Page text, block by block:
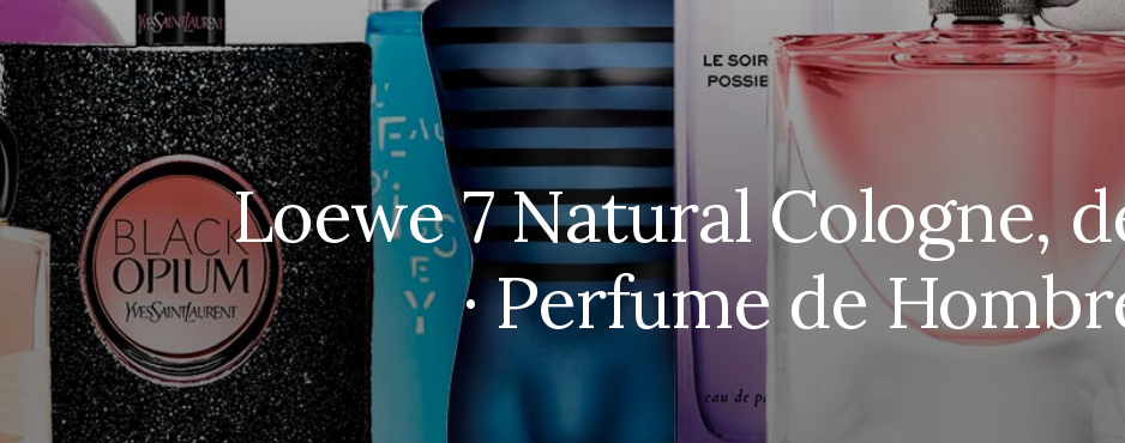
Loewe 7 Natural Cologne,
· Perfume de